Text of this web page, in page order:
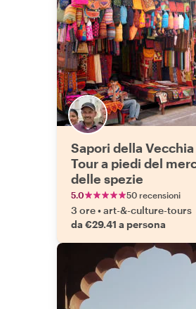
Sapori della
Tour a piedi del
delle spezie
5.0 50 recensioni
3 ore•art-&-culture-tours
da €29.41 a persona